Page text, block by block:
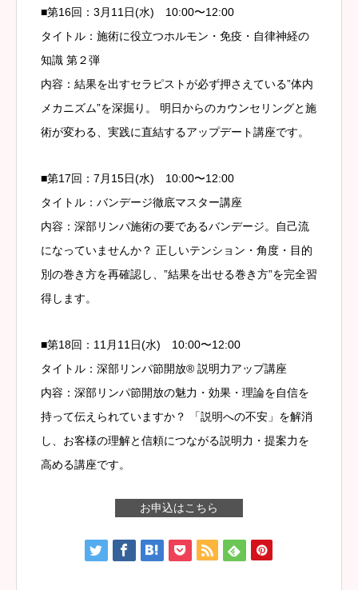
■第16回：3月11日(水) 10:00〜12:00
タイトル：施術に役立つホルモン・免疫・自律神経の
知識 第２弾
内容：結果を出すセラピストが必ず押さえている”体内
メカニズム”を深掘り。 明日からのカウンセリングと施
術が変わる、実践に直結するアップデート講座です。
■第17回：7月15日(水) 10:00〜12:00
タイトル：バンデージ徹底マスター講座
内容：深部リンパ施術の要であるバンデージ。自己流
になっていませんか？ 正しいテンション・角度・目的
別の巻き方を再確認し、”結果を出せる巻き方”を完全習
得します。
■第18回：11月11日(水) 10:00〜12:00
タイトル：深部リンパ節開放® 説明力アップ講座
内容：深部リンパ節開放の魅力・効果・理論を自信を
持って伝えられていますか？ 「説明への不安」を解消
し、お客様の理解と信頼につながる説明力・提案力を
高める講座です。
お申込はこちら